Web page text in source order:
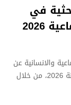
في
2026
والانسانية عن
فتح باب الترشح للمشاريع البحثية الموضوعاتية لسنة 2026، من خلال